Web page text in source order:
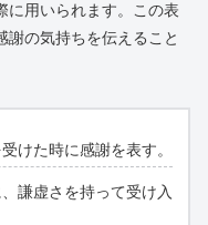
に用いられます。この表
謝の気持ちを伝えること
けた時に感謝を表す。
謙虚さを持って受け入